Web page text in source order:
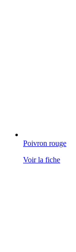
Poivron rouge
Voir la fiche